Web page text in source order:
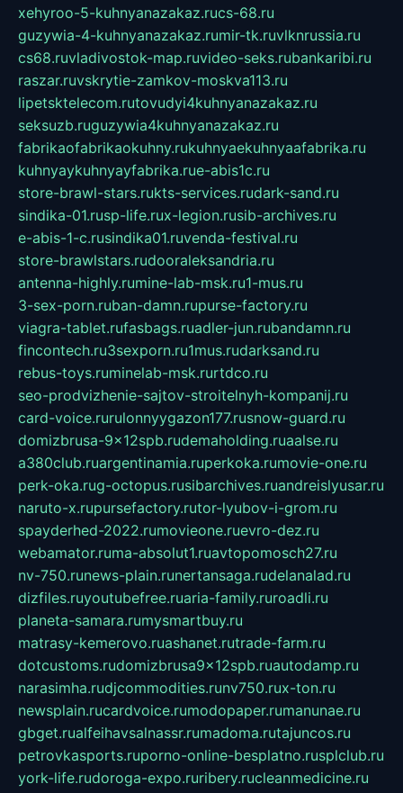
xehyroo-5-kuhnyanazakaz.rucs-68.ru
guzywia-4-kuhnyanazakaz.rumir-tk.ruvlknrussia.ru
cs68.ruvladivostok-map.ruvideo-seks.rubankaribi.ru
raszar.ruvskrytie-zamkov-moskva113.ru
lipetsktelecom.rutovudyi4kuhnyanazakaz.ru
seksuzb.ruguzywia4kuhnyanazakaz.ru
fabrikaofabrikaokuhny.rukuhnyaekuhnyaafabrika.ru
kuhnyaykuhnyayfabrika.rue-abis1c.ru
store-brawl-stars.rukts-services.rudark-sand.ru
sindika-01.rusp-life.rux-legion.rusib-archives.ru
e-abis-1-c.rusindika01.ruvenda-festival.ru
store-brawlstars.rudooraleksandria.ru
antenna-highly.rumine-lab-msk.ru1-mus.ru
3-sex-porn.ruban-damn.rupurse-factory.ru
viagra-tablet.rufasbags.ruadler-jun.rubandamn.ru
fincontech.ru3sexporn.ru1mus.rudarksand.ru
rebus-toys.ruminelab-msk.rurtdco.ru
seo-prodvizhenie-sajtov-stroitelnyh-kompanij.ru
card-voice.rurulonnyygazon177.rusnow-guard.ru
domizbrusa-9x12spb.rudemaholding.ruaalse.ru
a380club.ruargentinamia.ruperkoka.rumovie-one.ru
perk-oka.rug-octopus.rusibarchives.ruandreislyusar.ru
naruto-x.rupursefactory.rutor-lyubov-i-grom.ru
spayderhed-2022.rumovieone.ruevro-dez.ru
webamator.ruma-absolut1.ruavtopomosch27.ru
nv-750.runews-plain.runertansaga.rudelanalad.ru
dizfiles.ruyoutubefree.ruaria-family.ruroadli.ru
planeta-samara.rumysmartbuy.ru
matrasy-kemerovo.ruashanet.rutrade-farm.ru
dotcustoms.rudomizbrusa9x12spb.ruautodamp.ru
narasimha.rudjcommodities.runv750.rux-ton.ru
newsplain.rucardvoice.rumodopaper.rumanunae.ru
gbget.rualfeihavsalnassr.rumadoma.rutajuncos.ru
petrovkasports.ruporno-online-besplatno.rusplclub.ru
york-life.rudoroga-expo.ruribery.rucleanmedicine.ru